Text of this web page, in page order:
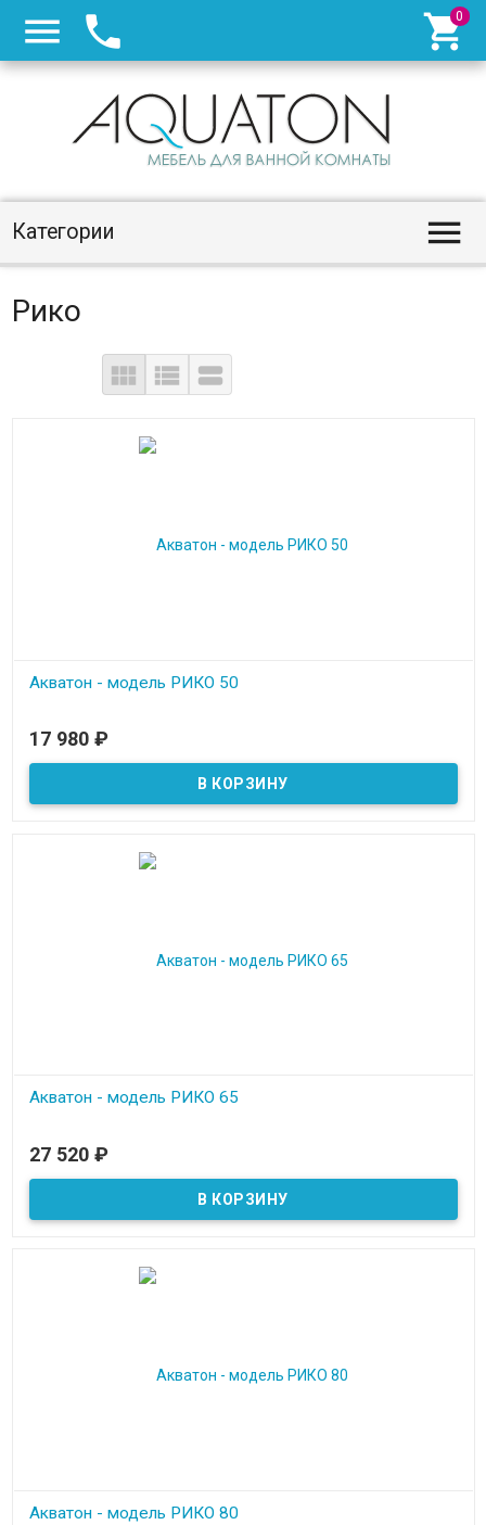
  
Категории 
Рико
  
Акватон - модель РИКО 50
17 980 ₽
Акватон - модель РИКО 65
27 520 ₽
Акватон - модель РИКО 80